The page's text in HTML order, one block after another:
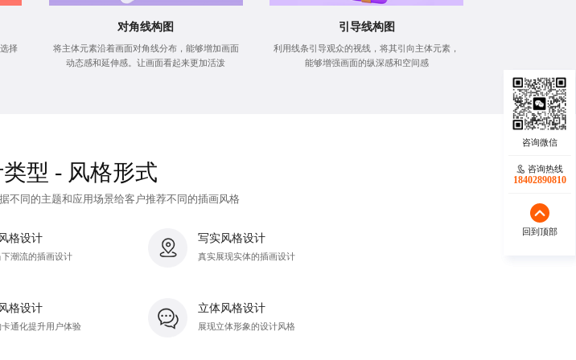
择
对角线构图
将主体元素沿着画面对角线分布，能够增加画面
动态感和延伸感。让画面看起来更加活泼
引导线构图
利用线条引导观众的视线，将其引向主体元素，
能够增强画面的纵深感和空间感
型 - 风格形式
不同的主题和应用场景给客户推荐不同的插画风格
格设计
潮流的插画设计
写实风格设计
真实展现实体的插画设计
格设计
通化提升用户体验
立体风格设计
展现立体形象的设计风格
咨询热线
17723342546
回到顶部
咨询热线
18402890810
回到顶部